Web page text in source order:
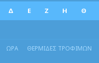
Δ Ε Ζ Η Θ
ΩΡΑ ΘΕΡΜΙΔΕΣ ΤΡΟΦΙΜΩΝ